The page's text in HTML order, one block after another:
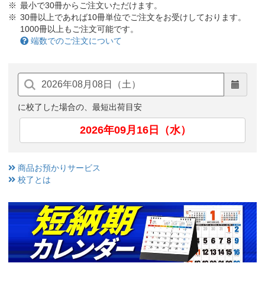
最小で30冊からご注文いただけます。
30冊以上であれば10冊単位でご注文をお受けしております。
1000冊以上もご注文可能です。
端数でのご注文について
に校了した場合の、最短出荷目安
2026年09月16日（水）
商品お預かりサービス
校了とは